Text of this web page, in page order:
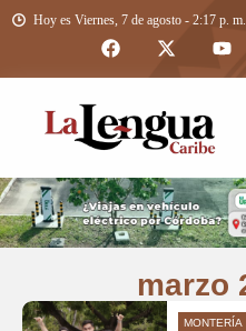
Hoy es Viernes, 7 de agosto - 2:17 p. m.
marzo
MONTERÍA